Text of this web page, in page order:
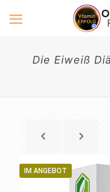
Die Eiweiß
IM ANGEBOT